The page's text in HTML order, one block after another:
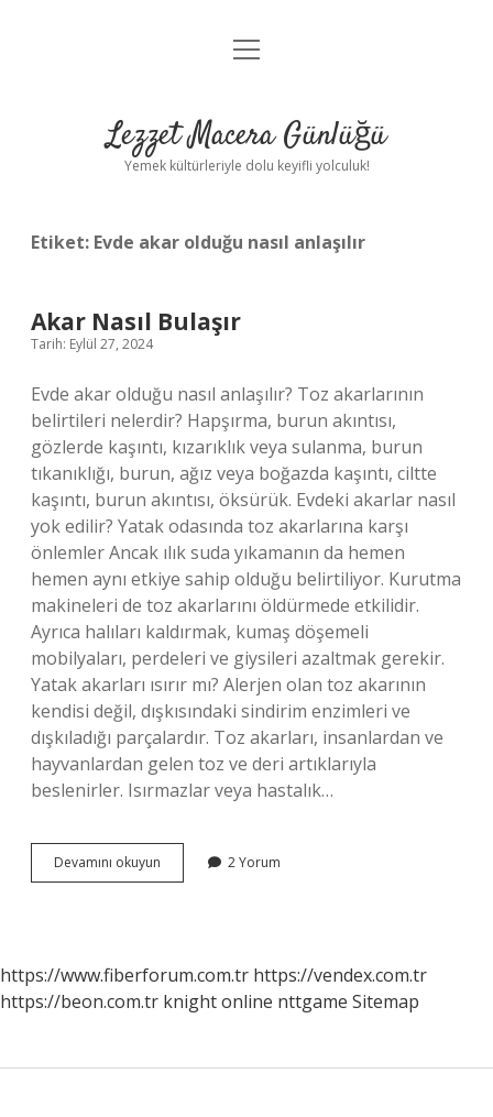
Anasayfa
Yasal Uyarı
menüyü
Lezzet Macera Günlüğü
Yemek kültürleriyle dolu keyifli yolculuk!
Etiket: Evde akar olduğu nasıl anlaşılır
Akar Nasıl Bulaşır
Tarih: Eylül 27, 2024
Evde akar olduğu nasıl anlaşılır? Toz akarlarının
belirtileri nelerdir? Hapşırma, burun akıntısı,
gözlerde kaşıntı, kızarıklık veya sulanma, burun
tıkanıklığı, burun, ağız veya boğazda kaşıntı, ciltte
kaşıntı, burun akıntısı, öksürük. Evdeki akarlar nasıl
yok edilir? Yatak odasında toz akarlarına karşı
önlemler Ancak ılık suda yıkamanın da hemen
hemen aynı etkiye sahip olduğu belirtiliyor. Kurutma
makineleri de toz akarlarını öldürmede etkilidir.
Ayrıca halıları kaldırmak, kumaş döşemeli
mobilyaları, perdeleri ve giysileri azaltmak gerekir.
Yatak akarları ısırır mı? Alerjen olan toz akarının
kendisi değil, dışkısındaki sindirim enzimleri ve
dışkıladığı parçalardır. Toz akarları, insanlardan ve
hayvanlardan gelen toz ve deri artıklarıyla
beslenirler. Isırmazlar veya hastalık…
Devamını okuyun
Nasıl
2 Yorum
https://www.fiberforum.com.tr https://vendex.com.tr
https://beon.com.tr knight online nttgame Sitemap